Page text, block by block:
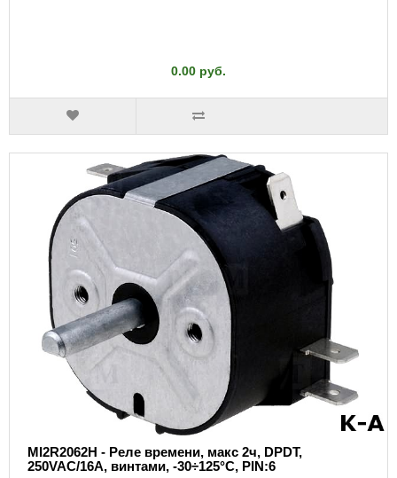
0.00 руб.
MI2R2062H - Реле времени, макс 2ч, DPDT,
250VAC/16A, винтами, -30÷125°C, PIN:6